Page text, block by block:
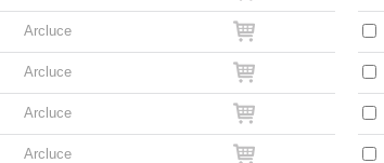
Arcluce
Arcluce
Arcluce
Arcluce